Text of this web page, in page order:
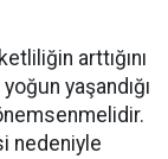
arttığını
yaşandığı
nedeniyle